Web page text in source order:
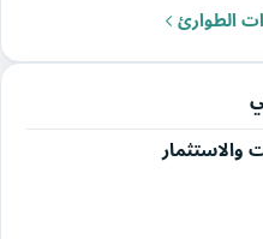
الطوارئ
والاستثمار